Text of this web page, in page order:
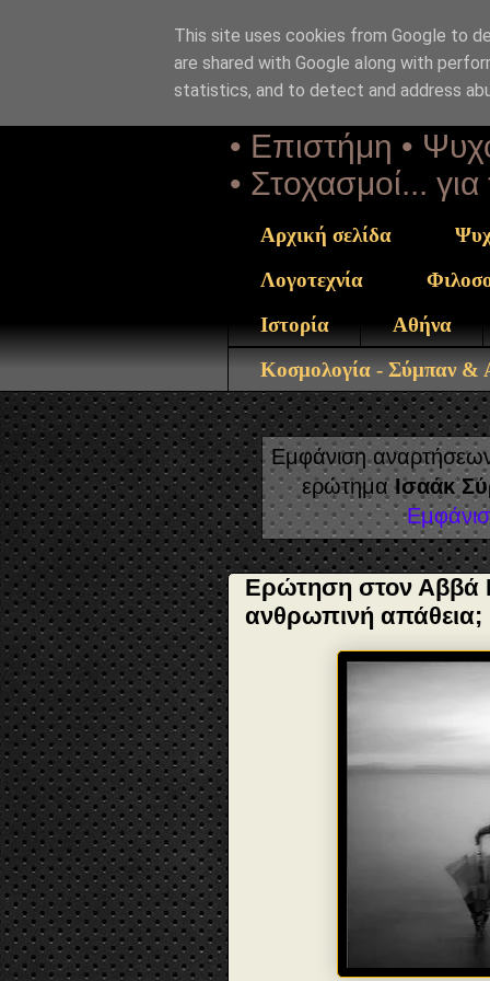
Αέναη
• Επιστήμη •
• Στοχασμοί...
Αρχική σελίδα
Λογοτεχνία
Ιστορία
Αθήνα
Κοσμολογία - Σύμπαν &
Εμφάνιση
ερώτημαΙσαάκ
Ερώτηση στον Αββά
ανθρωπινή απάθεια;
This site uses cookies from Google to
are shared with Google along with
statistics, and to detect and address